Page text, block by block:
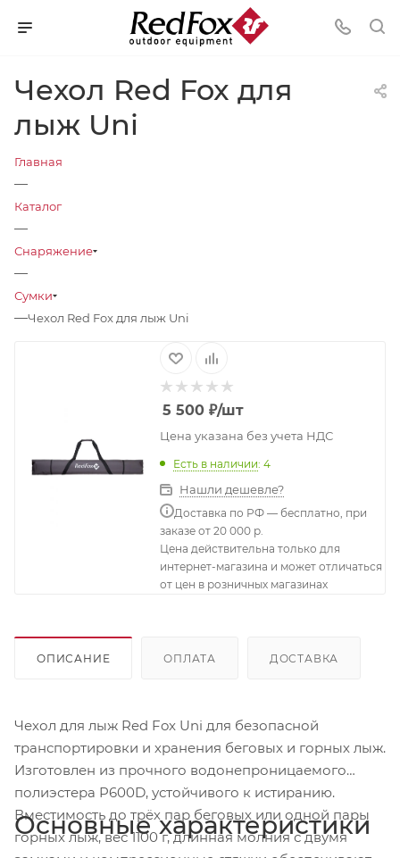
Чехол Red Fox для
лыж Uni
Главная
—
Каталог
—
Снаряжение
—
Сумки
—Чехол Red Fox для лыж Uni
5 500₽/шт
Цена указана без учета НДС
Есть в наличии: 4
Нашли дешевле?
Доставка по РФ — бесплатно, при
заказе от 20 000 р.
Цена действительна только для
интернет-магазина и может отличаться
от цен в розничных магазинах
ОПИСАНИЕ ОПЛАТА ДОСТАВКА
Чехол для лыж Red Fox Uni для безопасной
транспортировки и хранения беговых и горных лыж.
Изготовлен из прочного водонепроницаемого
полиэстера P600D, устойчивого к истиранию.
Вместимость до трёх пар беговых или одной пары
горных лыж, вес 1100 г, длинная молния с двумя
Основные характеристики